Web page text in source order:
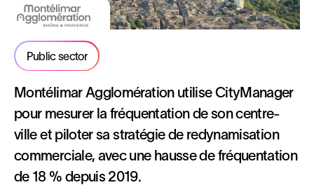
Public sector
Montélimar Agglomération utilise CityManager
pour mesurer la fréquentation de son centre-
ville et piloter sa stratégie de redynamisation
commerciale, avec une hausse de fréquentation
de 18 % depuis 2019.